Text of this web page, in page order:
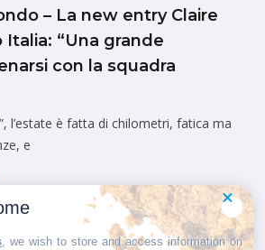
– La new entry Claire
Italia: “Una grande
con la squadra
l’estate è fatta di chilometri, fatica ma
e
, we wish to store and access information on